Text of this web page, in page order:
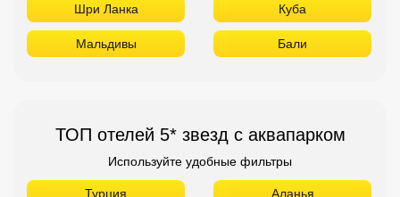
Шри Ланка Куба
Мальдивы Бали
ТОП отелей 5* звезд с аквапарком
Используйте удобные фильтры
Турция Аланья